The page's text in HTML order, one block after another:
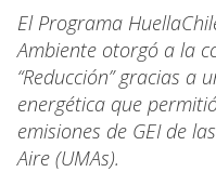
El Programa
Ambiente otorgó a la
“Reducción” gracias a
energética que
emisiones de GEI de
Aire (UMAs).